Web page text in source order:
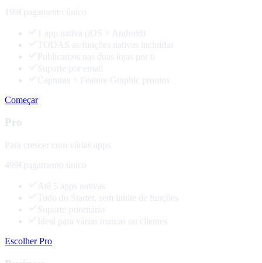
199€
pagamento único
1 app nativa (iOS + Android)
TODAS as funções nativas incluídas
Publicamos nas duas lojas por ti
Suporte por email
Capturas + Feature Graphic prontos
Começar
Pro
Para crescer com várias apps.
499€
pagamento único
Até 5 apps nativas
Tudo do Starter, sem limite de funções
Suporte prioritário
Ideal para várias marcas ou clientes
Escolher Pro